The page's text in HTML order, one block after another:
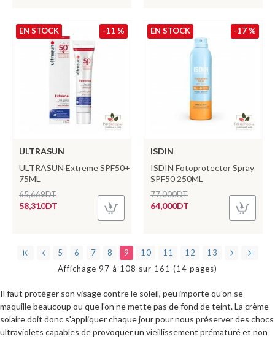
-11 %
EN STOCK
ULTRASUN
ULTRASUN Extreme SPF50+
75ML
58,310DT
65,669DT
-17 %
EN STOCK
ISDIN
ISDIN Fotoprotector Spray
SPF50 250ML
64,000DT
77,000DT
5 6 7 8 9 10 11 12
13
Affichage 97 à 108 sur 161 (14 pages)
Il faut protéger son visage contre le soleil, peu importe qu'on se
maquille beaucoup ou que l'on ne mette pas de fond de teint. La crème
solaire doit donc s'appliquer chaque jour pour nous préserver des chocs
ultraviolets capables de provoquer un vieillissement prématuré et non